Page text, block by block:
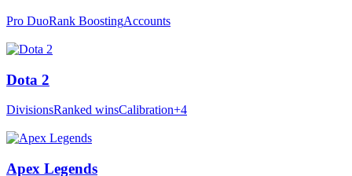
Pro DuoRank BoostingAccounts
Dota 2
DivisionsRanked winsCalibration+4
Apex Legends